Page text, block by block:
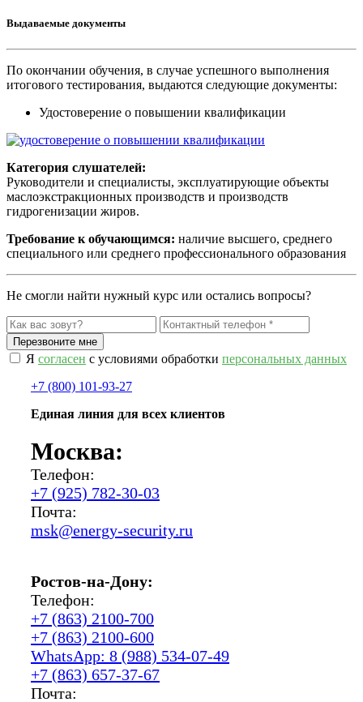
Выдаваемые документы
По окончании обучения, в случае успешного выполнения
итогового тестирования, выдаются следующие документы:
Удостоверение о повышении квалификации
Категория слушателей:
Руководители и специалисты, эксплуатирующие объекты
маслоэкстракционных производств и производств
гидрогенизации жиров.
Требование к обучающимся: наличие высшего, среднего
специального или среднего профессионального образования
Не смогли найти нужный курс или остались вопросы?
Я согласен с условиями обработки персональных данных
+7 (800) 101-93-27
Единая линия для всех клиентов
Москва:
Телефон:
+7 (925) 782-30-03
Почта:
msk@energy-security.ru
Ростов-на-Дону:
Телефон:
+7 (863) 2100-700
+7 (863) 2100-600
WhatsApp: 8 (988) 534-07-49
+7 (863) 657-37-67
Почта: